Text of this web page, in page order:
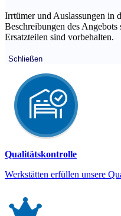
Irrtümer und Auslassungen in
Beschreibungen des
Ersatzteilen sind vorbehalten.
Schließen
Qualitätskontrolle
Werkstätten erfüllen unsere